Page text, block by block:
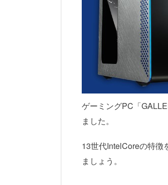
ゲーミングPC「
ました。
13世代IntelCoreの特徴
ましょう。